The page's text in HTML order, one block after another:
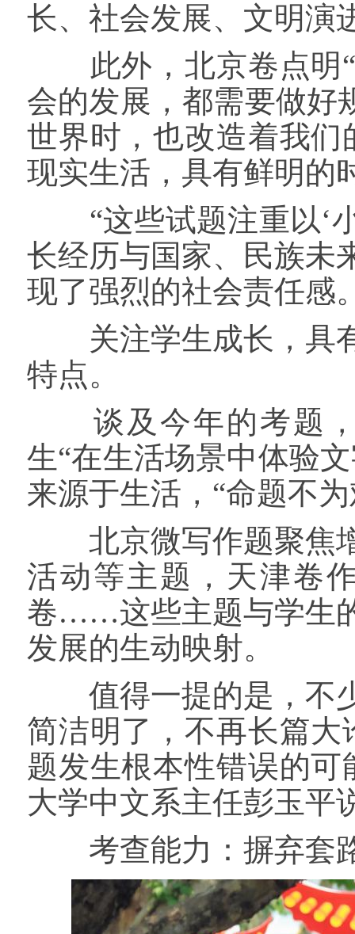
长、社会发展、文明演
此外，北京卷点明“
会的发展，都需要做好
世界时，也改造着我们
现实生活，具有鲜明的
“这些试题注重以‘小
长经历与国家、民族未
现了强烈的社会责任感
关注学生成长，具有
特点。
谈及今年的考题，
生“在生活场景中体验
来源于生活，“命题不
北京微写作题聚焦增
活动等主题，天津卷
卷……这些主题与学生
发展的生动映射。
值得一提的是，不少
简洁明了，不再长篇
题发生根本性错误的
大学中文系主任彭玉平
考查能力：摒弃套